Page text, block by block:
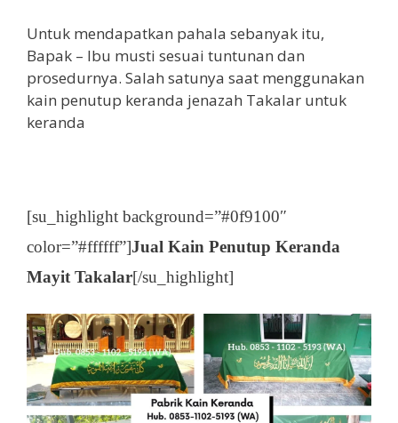
Untuk mendapatkan pahala sebanyak itu,
Bapak – Ibu musti sesuai tuntunan dan
prosedurnya. Salah satunya saat menggunakan
kain penutup keranda jenazah Takalar untuk
keranda
[su_highlight background=”#0f9100″
color=”#ffffff”]Jual Kain Penutup Keranda
Mayit Takalar[/su_highlight]